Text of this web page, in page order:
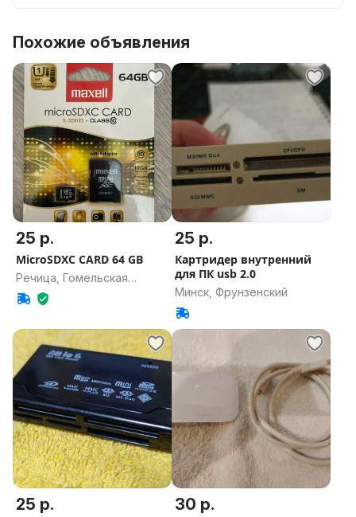
Похожие объявления
25 р.
MicroSDXC CARD 64 GB
Речица, Гомельская
область
25 р.
Картридер внутренний
для ПК usb 2.0
Минск, Фрунзенский
25 р. 30 р.